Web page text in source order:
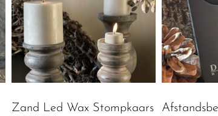
Zand Led Wax Stompkaars